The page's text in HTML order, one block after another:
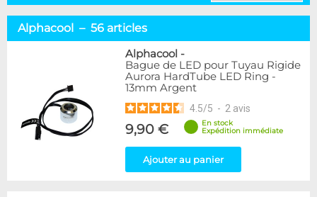
Catégorie
Tuyaux souples
37
Accessoires pour tuyaux
59
Marque
Alphacool
56
DocMicro
27
17
2
Alphacool – 56 articles
Alphacool -
Bague de LED pour Tuyau Rigide
Aurora HardTube LED Ring -
13mm Argent
4.5/5 - 2 avis
9,90 €
En stock
Expédition immédiate
Ajouter au panier